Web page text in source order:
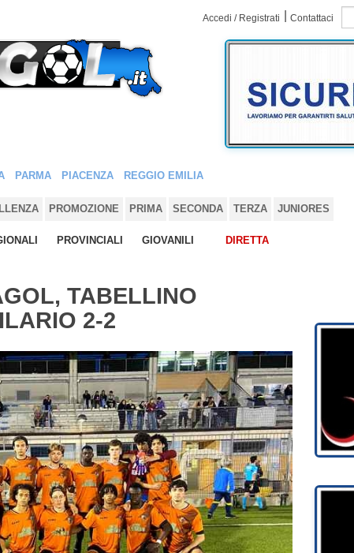
Accedi / Registrati Contattaci
PARMA PIACENZA REGGIO EMILIA
PROMOZIONE PRIMA SECONDA TERZA JUNIORES
PROVINCIALI GIOVANILI DIRETTA
TABELLINO
2-2